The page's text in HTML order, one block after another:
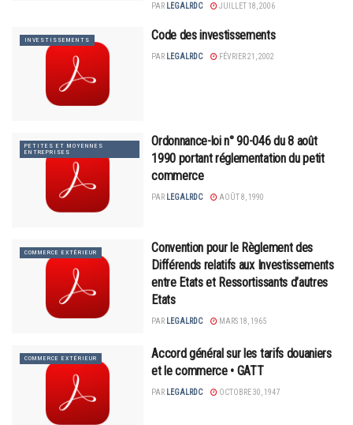
PAR LEGALRDC JUILLET 18, 2006
INVESTISSEMENTS Code des investissements
PAR LEGALRDC FÉVRIER 21, 2002
PETITES ET MOYENNES
ENTREPRISES
Ordonnance-loi n° 90-046 du 8 août
1990 portant réglementation du petit
commerce
PAR LEGALRDC AOÛT 8, 1990
COMMERCE EXTÉRIEUR
Convention pour le Règlement des
Différends relatifs aux Investissements
entre Etats et Ressortissants d’autres
Etats
PAR LEGALRDC MARS 18, 1965
COMMERCE EXTÉRIEUR
Accord général sur les tarifs douaniers
et le commerce • GATT
PAR LEGALRDC OCTOBRE 30, 1947